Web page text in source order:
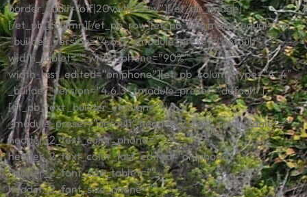
border_radii=”off|20vw|||20vw”][/et_pb_image]
[/et_pb_column][/et_pb_row][et_pb_row make_equal=”on”
_builder_version=”4.6.5″ _module_preset=”default”
width_tablet=”” width_phone=”90%”
width_last_edited=”on|phone”][et_pb_column type=”4_4″
_builder_version=”4.6.3″ _module_preset=”default”]
[et_pb_text _builder_version=”4.6.5″
_module_preset=”default” header_2_text_color_tablet=””
header_2_text_color_phone=””
header_2_text_color_last_edited=”on|phone”
header_2_font_size_tablet=””
header_2_font_size_phone=””